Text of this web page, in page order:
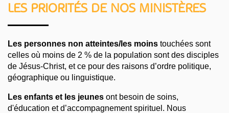
LES PRIORITÉS DE NOS MINISTÈRES
Les personnes non atteintes/les moins touchées sont
celles où moins de 2 % de la population sont des disciples
de Jésus-Christ, et ce pour des raisons d’ordre politique,
géographique ou linguistique.
Les enfants et les jeunes ont besoin de soins,
d'éducation et d’accompagnement spirituel. Nous